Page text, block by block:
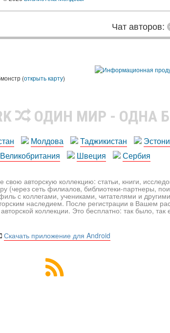
Чат авторов:
(открыть карту)
ОДИН МИР - ОДНА
Молдова Таджикистан
Швеция Сербия
авторскую коллекцию: статьи, книги,
(через сеть филиалов, библиотеки-партнеры,
с коллегами, учениками, читателями и
наследием. После регистрации в Вашем
коллекции. Это бесплатно: так было, так
Скачать приложение для Android